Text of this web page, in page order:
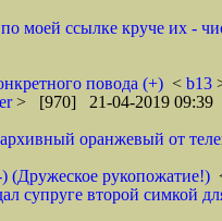
моей ссылке круче их -
повода (+) < b13
> [970] 21-04-2019 09:39
оранжевый от
(Дружеское рукопожатие!)
супруге второй симкой